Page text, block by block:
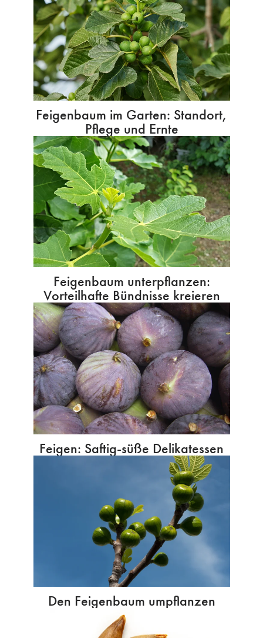
Feigenbaum im Garten: Standort,
Pflege und Ernte
Feigenbaum unterpflanzen:
Vorteilhafte Bündnisse kreieren
Feigen: Saftig-süße Delikatessen
Den Feigenbaum umpflanzen